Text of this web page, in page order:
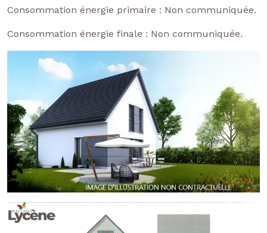
Consommation énergie primaire : Non communiquée.
Consommation énergie finale : Non communiquée.